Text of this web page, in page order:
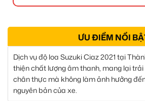
ƯU ĐIỂM NỔI
Dịch vụ độ loa Suzuki Ciaz 2021 tại
thiện chất lượng âm thanh, mang lại trải
chân thực mà không làm ảnh hưởng
nguyên bản của xe.